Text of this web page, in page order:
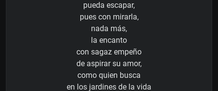
pueda escapar,
pues con mirarla,
nada más,
la encanto
con sagaz empeño
de aspirar su amor,
como quien busca
en los jardines de la vida